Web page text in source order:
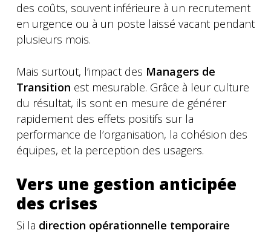
des coûts, souvent inférieure à un recrutement
en urgence ou à un poste laissé vacant pendant
plusieurs mois.
Mais surtout, l’impact des Managers de
Transition est mesurable. Grâce à leur culture
du résultat, ils sont en mesure de générer
rapidement des effets positifs sur la
performance de l’organisation, la cohésion des
équipes, et la perception des usagers.
Vers une gestion anticipée
des crises
Si la direction opérationnelle temporaire